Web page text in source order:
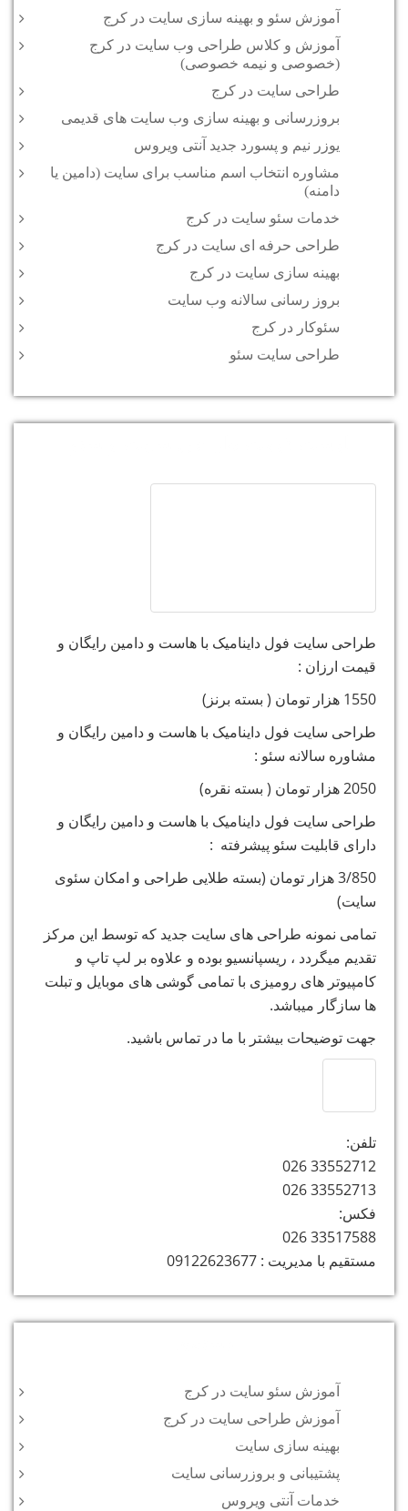
آموزش سئو و بهینه سازی سایت در کرج
آموزش و کلاس طراحی وب سایت در کرج
(خصوصی و نیمه خصوصی)
طراحی سایت در کرج
بروزرسانی و بهینه سازی وب سایت های قدیمی
یوزر نیم و پسورد جدید آنتی ویروس
مشاوره انتخاب اسم مناسب برای سایت (دامین یا
دامنه)
خدمات سئو سایت در کرج
طراحی حرفه ای سایت در کرج
بهینه سازی سایت در کرج
بروز رسانی سالانه وب سایت
سئوکار در کرج
طراحی سایت سئو
طراحی سایت فول داینامیک با هاست و دامین رایگان و
قیمت ارزان :
1550 هزار تومان ( بسته برنز)
طراحی سایت فول داینامیک با هاست و دامین رایگان و
مشاوره سالانه سئو :
2050 هزار تومان ( بسته نقره)
طراحی سایت فول داینامیک با هاست و دامین رایگان و
دارای قابلیت سئو پیشرفته :
3/850 هزار تومان (بسته طلایی طراحی و امکان سئوی
سایت)
تمامی نمونه طراحی های سایت جدید که توسط این مرکز
تقدیم میگردد ، ریسپانسیو بوده و علاوه بر لپ تاپ و
کامپیوتر های رومیزی با تمامی گوشی های موبایل و تبلت
ها سازگار میباشد.
جهت توضیحات بیشتر با ما در تماس باشید.
تلفن:
33552712 026
33552713 026
فکس:
33517588 026
مستقیم با مدیریت : 09122623677
آموزش سئو سایت در کرج
آموزش طراحی سایت در کرج
بهینه سازی سایت
پشتیبانی و بروزرسانی سایت
خدمات آنتی ویروس